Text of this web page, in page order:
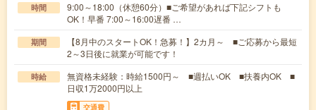
時間
9:00～18:00（休憩60分）■ご希望があれば下記シフトも
OK！早番 7:00～16:00遅番 …
期間
【8月中のスタートOK！急募！】2カ月～ ■ご応募から最短
2～3日後に就業が可能です！
時給
無資格未経験：時給1500円～ ■週払いOK ■扶養内OK ■
日収1万2000円以上
交通費